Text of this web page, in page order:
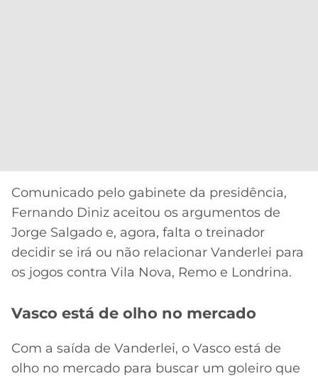
Comunicado pelo gabinete da presidência,
Fernando Diniz aceitou os argumentos de
Jorge Salgado e, agora, falta o treinador
decidir se irá ou não relacionar Vanderlei para
os jogos contra Vila Nova, Remo e Londrina.
Vasco está de olho no mercado
Com a saída de Vanderlei, o Vasco está de
olho no mercado para buscar um goleiro que